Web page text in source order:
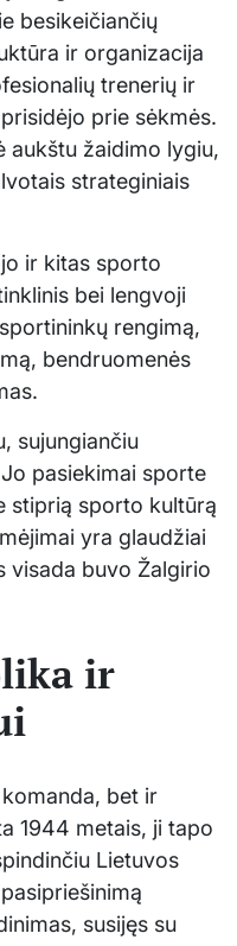
besikeičiančių
ir organizacija
trenerių ir
prie sėkmės.
aukštu žaidimo lygiu,
strateginiais
ir kitas sporto
bei lengvoji
rengimą,
bendruomenės
sujungiančiu
pasiekimai sporte
stiprią sporto kultūrą
yra glaudžiai
visada buvo Žalgirio
ir
bet ir
1944 metais, ji tapo
Lietuvos
susijęs su